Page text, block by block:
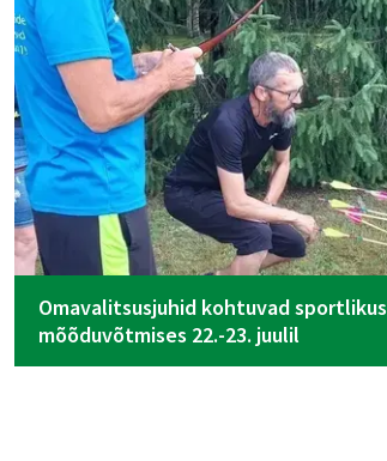
Omavalitsusjuhid kohtuvad sportlikus
mõõduvõtmises 22.-23. juulil